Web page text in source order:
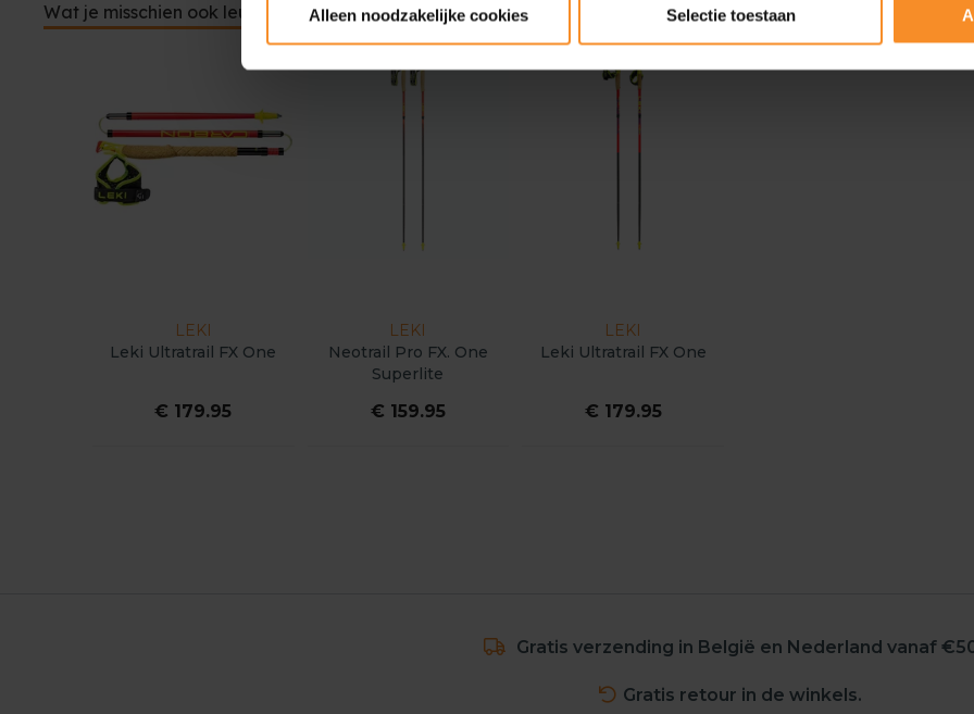
Alleen noodzakelijke cookies Selectie toestaan
Wat je misschien ook leuk vindt
LEKI
Leki Ultratrail FX One
€ 179.95
LEKI
Neotrail Pro FX. One
Superlite
€ 159.95
LEKI
Leki Ultratrail FX One
€ 179.95
Gratis verzending in België en Nederland vanaf
Gratis retour in de winkels.